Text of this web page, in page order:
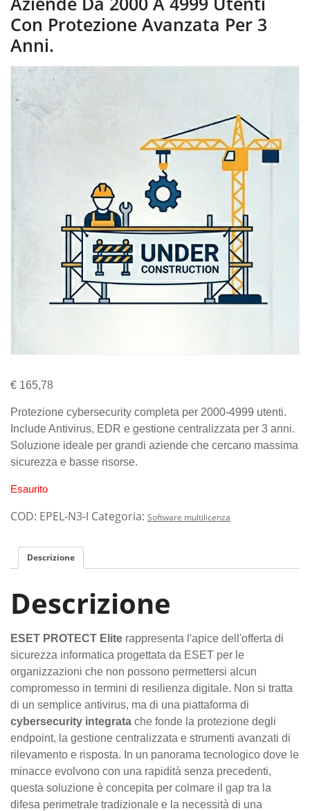
Con Protezione Avanzata Per 3
Anni.
€ 165,78
Protezione cybersecurity completa per 2000-4999 utenti.
Include Antivirus, EDR e gestione centralizzata per 3 anni.
Soluzione ideale per grandi aziende che cercano massima
sicurezza e basse risorse.
Esaurito
COD: EPEL-N3-I Categoria: Software multilicenza
Descrizione
Descrizione
ESET PROTECT Elite rappresenta l'apice dell'offerta di
sicurezza informatica progettata da ESET per le
organizzazioni che non possono permettersi alcun
compromesso in termini di resilienza digitale. Non si tratta
di un semplice antivirus, ma di una piattaforma di
cybersecurity integrata che fonde la protezione degli
endpoint, la gestione centralizzata e strumenti avanzati di
rilevamento e risposta. In un panorama tecnologico dove le
minacce evolvono con una rapidità senza precedenti,
questa soluzione è concepita per colmare il gap tra la
difesa perimetrale tradizionale e la necessità di una